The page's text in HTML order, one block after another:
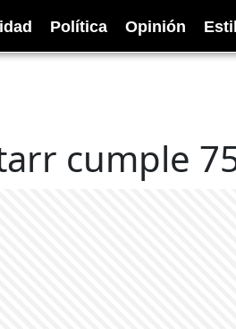
Política Opinión
cumple